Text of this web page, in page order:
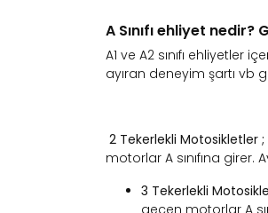
A Sınıfı ehliyet
A1 ve A2 sınıfı ehliyetler
ayıran deneyim şartı vb
2 Tekerlekli Motosikletler ;
motorlar A sınıfına
3 Tekerlekli
geçen motorlar A